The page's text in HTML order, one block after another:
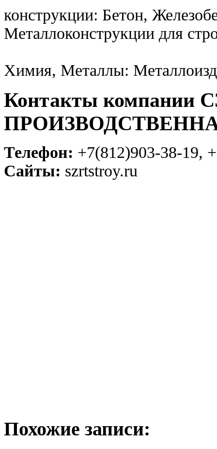
конструкции: Бетон,
Металлоконструкции для
Химия, Металлы:
Контакты компании
Телефон: +7(812)903-38-19,
Сайты: szrtstroy.ru
Похожие записи: